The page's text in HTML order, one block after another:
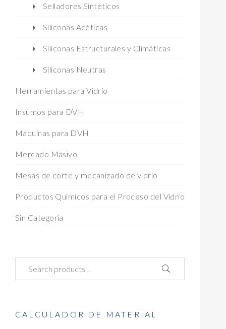
Selladores Sintéticos
Siliconas Acéticas
Siliconas Estructurales y Climáticas
Siliconas Neutras
Herramientas para Vidrio
Insumos para DVH
Máquinas para DVH
Mercado Masivo
Mesas de corte y mecanizado de vidrio
Productos Químicos para el Proceso del Vidrio
Sin Categoría
CALCULADOR DE MATERIAL